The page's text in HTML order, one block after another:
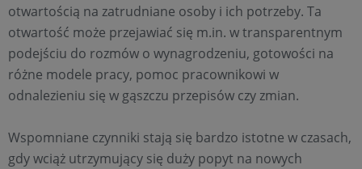
otwartością na zatrudniane osoby i ich potrzeby. Ta
otwartość może przejawiać się m.in. w transparentnym
podejściu do rozmów o wynagrodzeniu, gotowości na
różne modele pracy, pomoc pracownikowi w
odnalezieniu się w gąszczu przepisów czy zmian.
Wspomniane czynniki stają się bardzo istotne w czasach,
gdy wciąż utrzymujący się duży popyt na nowych